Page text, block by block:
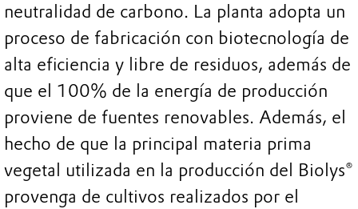
neutralidad de carbono. La planta adopta un
proceso de fabricación con biotecnología de
alta eficiencia y libre de residuos, además de
que el 100% de la energía de producción
proviene de fuentes renovables. Además, el
hecho de que la principal materia prima
vegetal utilizada en la producción del Biolys®
provenga de cultivos realizados por el